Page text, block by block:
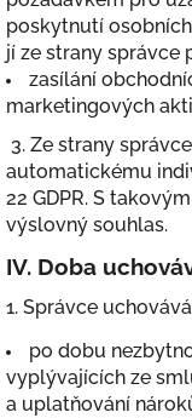
poskytnutí
jí ze strany správce
zasílání
marketingových
3. Ze strany
automatickému
22 GDPR. S
výslovný souhlas.
IV. Doba
1. Správce
po dobu
vyplývajících ze
a uplatňování